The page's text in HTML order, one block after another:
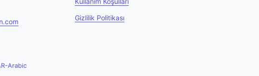
Gizlilik Politikası
Arabic